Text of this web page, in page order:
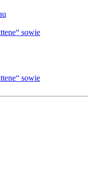
sowie
sowie